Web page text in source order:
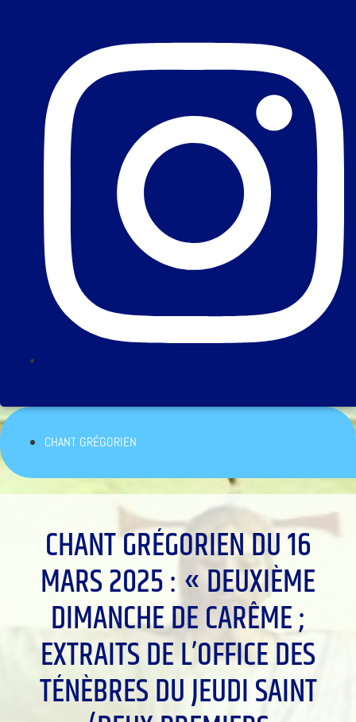
CHANT GRÉGORIEN
CHANT GRÉGORIEN DU 16
MARS 2025 : « DEUXIÈME
DIMANCHE DE CARÊME ;
EXTRAITS DE L’OFFICE DES
TÉNÈBRES DU JEUDI SAINT